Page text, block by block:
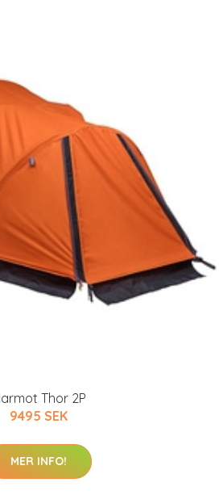
Thor 2P
9495 SEK
MER INFO!